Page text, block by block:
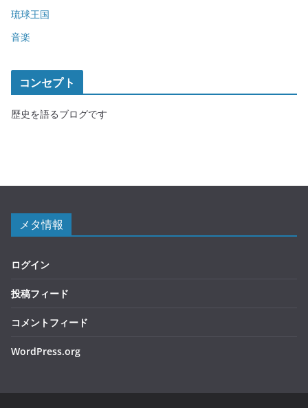
琉球王国
音楽
コンセプト
歴史を語るブログです
メタ情報
ログイン
投稿フィード
コメントフィード
WordPress.org